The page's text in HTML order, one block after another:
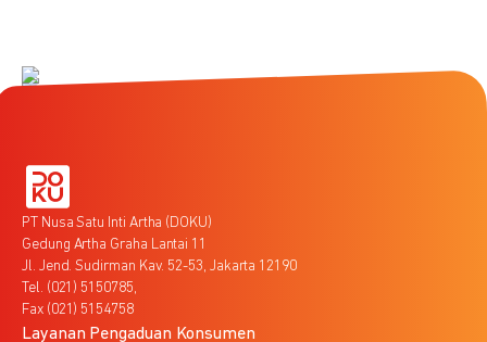
PT Nusa Satu Inti Artha (DOKU)
Gedung Artha Graha Lantai 11
Jl. Jend. Sudirman Kav. 52-53, Jakarta 12190
Tel. (021) 5150785,
Fax (021) 5154758
Layanan Pengaduan Konsumen